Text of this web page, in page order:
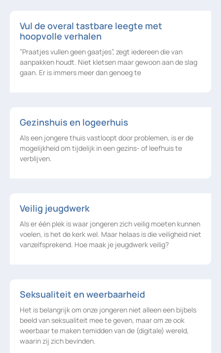
Vul de overal tastbare leegte met
hoopvolle verhalen
”Praatjes vullen geen gaatjes”, zegt iedereen die van
aanpakken houdt. Niet kletsen maar gewoon aan de slag
gaan. Er is immers meer dan genoeg te
Gezinshuis en logeerhuis
Als een jongere thuis vastloopt door problemen, is er de
mogelijkheid om tijdelijk in een gezins- of leefhuis te
verblijven.
Veilig jeugdwerk
Als er één plek is waar jongeren zich veilig moeten kunnen
voelen, is het de kerk wel. Maar helaas is die veiligheid niet
vanzelfsprekend. Hoe maak je jeugdwerk veilig?
Seksualiteit en weerbaarheid
Het is belangrijk om onze jongeren niet alleen een bijbels
beeld van seksualiteit mee te geven, maar om ze ook
weerbaar te maken temidden van de (digitale) wereld,
waarin zij zich bevinden.